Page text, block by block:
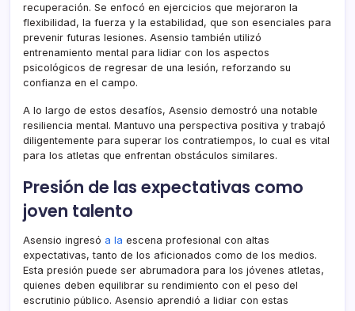
recuperación. Se enfocó en ejercicios que mejoraron la
flexibilidad, la fuerza y la estabilidad, que son esenciales para
prevenir futuras lesiones. Asensio también utilizó
entrenamiento mental para lidiar con los aspectos
psicológicos de regresar de una lesión, reforzando su
confianza en el campo.
A lo largo de estos desafíos, Asensio demostró una notable
resiliencia mental. Mantuvo una perspectiva positiva y trabajó
diligentemente para superar los contratiempos, lo cual es vital
para los atletas que enfrentan obstáculos similares.
Presión de las expectativas como
joven talento
Asensio ingresó a la escena profesional con altas
expectativas, tanto de los aficionados como de los medios.
Esta presión puede ser abrumadora para los jóvenes atletas,
quienes deben equilibrar su rendimiento con el peso del
escrutinio público. Asensio aprendió a lidiar con estas